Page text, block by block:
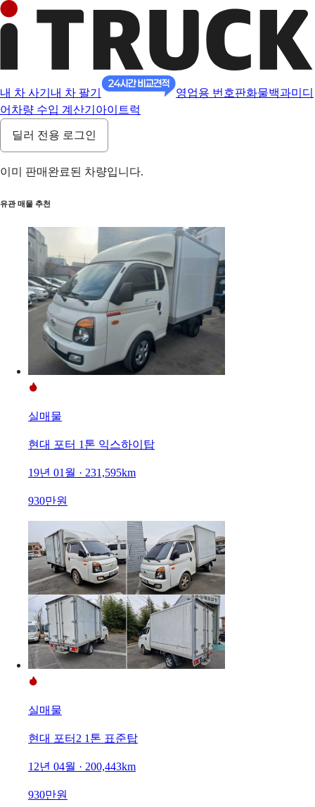
내 차 사기 내 차 팔기 영업용 번호판화물백과미디
어 차량 수입 계산기 아이트럭
딜러 전용 로그인
이미 판매완료된 차량입니다.
유관 매물 추천
실매물
현대 포터 1톤 익스하이탑
19년 01월 · 231,595km
930만원
실매물
현대 포터2 1톤 표준탑
12년 04월 · 200,443km
930만원